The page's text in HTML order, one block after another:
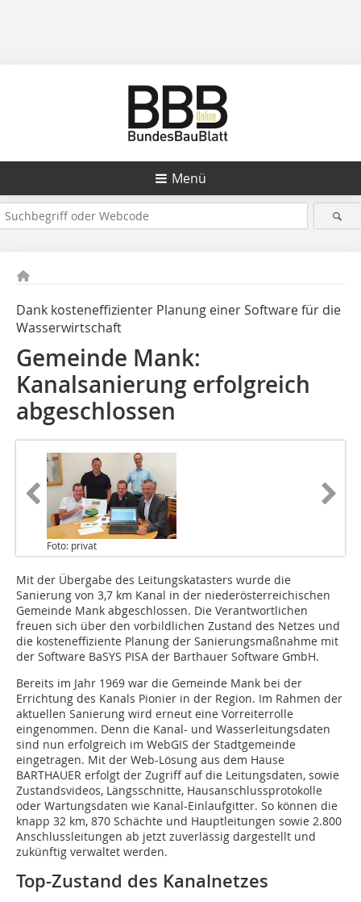
Menü
Dank kosteneffizienter Planung einer Software für die
Wasserwirtschaft
Gemeinde Mank:
Kanalsanierung erfolgreich
abgeschlossen
Foto: privat
Mit der Übergabe des Leitungskatasters wurde die
Sanierung von 3,7 km Kanal in der niederösterreichischen
Gemeinde Mank abgeschlossen. Die Verantwortlichen
freuen sich über den vorbildlichen Zustand des Netzes und
die kosteneffiziente Planung der Sanierungsmaßnahme mit
der Software BaSYS PISA der Barthauer Software GmbH.
Bereits im Jahr 1969 war die Gemeinde Mank bei der
Errichtung des Kanals Pionier in der Region. Im Rahmen der
aktuellen Sanierung wird erneut eine Vorreiterrolle
eingenommen. Denn die Kanal- und Wasserleitungsdaten
sind nun erfolgreich im WebGIS der Stadtgemeinde
eingetragen. Mit der Web-Lösung aus dem Hause
BARTHAUER erfolgt der Zugriff auf die Leitungsdaten, sowie
Zustandsvideos, Längsschnitte, Hausanschlussprotokolle
oder Wartungsdaten wie Kanal-Einlaufgitter. So können die
knapp 32 km, 870 Schächte und Hauptleitungen sowie 2.800
Anschlussleitungen ab jetzt zuverlässig dargestellt und
zukünftig verwaltet werden.
Top-Zustand des Kanalnetzes